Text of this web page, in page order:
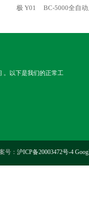
极 Y01
BC-5000全自
。以下是我们的正常工
号： 沪ICP备20003472号-4